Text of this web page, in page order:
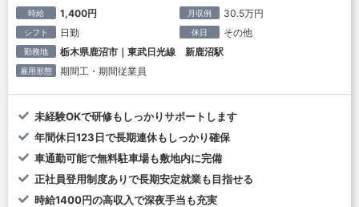
時給 1,400円 月収例 30.5万円
シフト 日勤 休日 その他
勤務地 栃木県鹿沼市｜東武日光線 新鹿沼駅
雇用形態 期間工・期間従業員
未経験OKで研修もしっかりサポートします
年間休日123日で長期連休もしっかり確保
車通勤可能で無料駐車場も敷地内に完備
正社員登用制度ありで長期安定就業も目指せる
時給1400円の高収入で深夜手当も充実